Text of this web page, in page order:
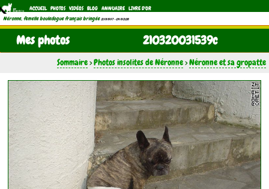
ACCUEIL PHOTOS VIDÉOS BLOG ANNUAIRE LIVRE D'OR
Néronne, femelle bouledogue français bringée (21/11/1997 - 04/11/2011)
Mes photos 210320031539c
Sommaire>Photos insolites de Néronne>Néronne et sa gropatte